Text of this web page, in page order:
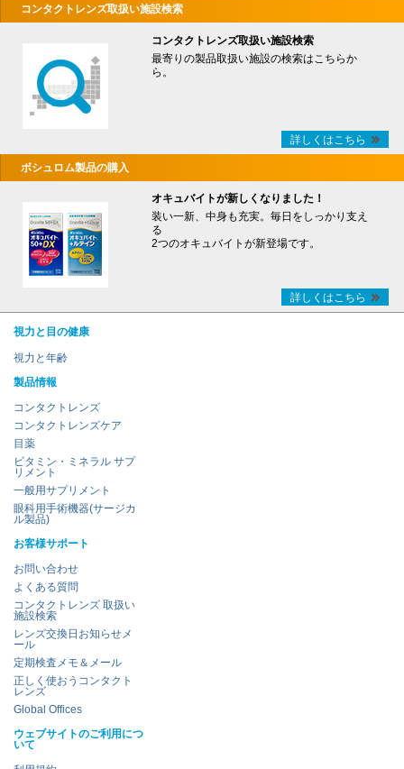
コンタクトレンズ取扱い施設検索
コンタクトレンズ取扱い施設検索
最寄りの製品取扱い施設の検索はこちらか
ら。
詳しくはこちら
ボシュロム製品の購入
オキュバイトが新しくなりました！
装い一新、中身も充実。毎日をしっかり支え
る
2つのオキュバイトが新登場です。
詳しくはこちら
視力と目の健康
視力と年齢
製品情報
コンタクトレンズ
コンタクトレンズケア
目薬
ビタミン・ミネラル サプ
リメント
一般用サプリメント
眼科用手術機器(サージカ
ル製品)
お客様サポート
お問い合わせ
よくある質問
コンタクトレンズ 取扱い
施設検索
レンズ交換日お知らせメ
ール
定期検査メモ＆メール
正しく使おうコンタクト
レンズ
Global Offices
ウェブサイトのご利用につ
いて